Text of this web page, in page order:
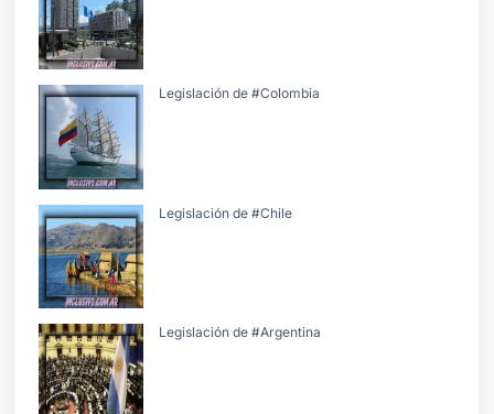
Legislación de #Colombia
Legislación de #Chile
Legislación de #Argentina